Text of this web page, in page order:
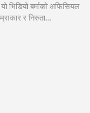
भिडियो बर्माको अफिसियल
र निरुता…